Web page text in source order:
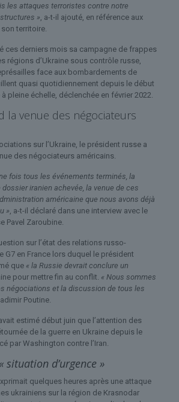
les attaques terroristes contre notre
» , a-t-il ajouté, en référence aux
territoire.
ces derniers mois sa campagne de frappes
régions d’Ukraine sous contrôle russe,
face aux bombardements de
quasi quotidiennement depuis le début
pleine échelle, déclenchée en février 2022.
la venue des négociateurs
sur l’Ukraine, le président russe a
des négociateurs américains.
fois tous les événements terminés, la
iranien achevée, la venue de ces
américaine que nous avons déjà
» , a-t-il déclaré dans une interview avec le
Pavel Zaroubine.
sur l’état des relations russo-
G7 en France lors duquel le président
que « la Russie devrait conclure un
pour mettre fin au conflit. « Nous sommes
négociations et la discussion de tous les
Poutine.
estimé début juin que l’attention des
de la guerre en Ukraine depuis le
par Washington contre l’Iran.
« situation d’urgence »
quelques heures après une attaque
ukrainiens sur la région de Krasnodar